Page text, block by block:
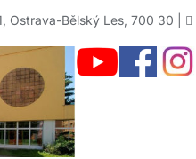
Ostrava-Bělský Les, 700 30 |